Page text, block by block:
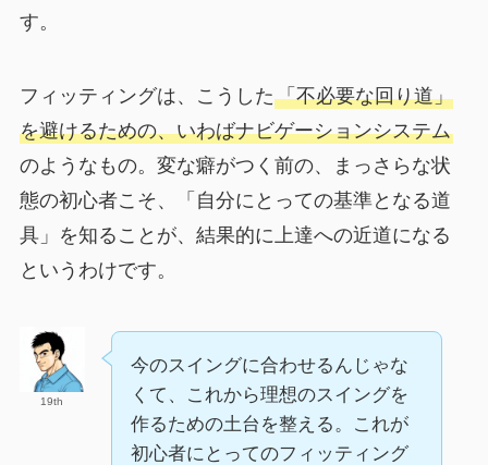
す。
フィッティングは、こうした「不必要な回り道」
を避けるための、いわばナビゲーションシステム
のようなもの。変な癖がつく前の、まっさらな状
態の初心者こそ、「自分にとっての基準となる道
具」を知ることが、結果的に上達への近道になる
というわけです。
19th
今のスイングに合わせるんじゃな
くて、これから理想のスイングを
作るための土台を整える。これが
初心者にとってのフィッティング